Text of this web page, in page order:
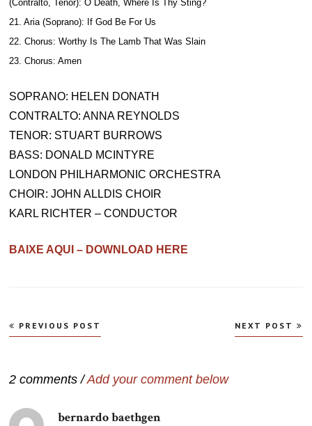
(Contralto, Tenor): O Death, Where Is Thy Sting?
21. Aria (Soprano): If God Be For Us
22. Chorus: Worthy Is The Lamb That Was Slain
23. Chorus: Amen
SOPRANO: HELEN DONATH
CONTRALTO: ANNA REYNOLDS
TENOR: STUART BURROWS
BASS: DONALD MCINTYRE
LONDON PHILHARMONIC ORCHESTRA
CHOIR: JOHN ALLDIS CHOIR
KARL RICHTER – CONDUCTOR
BAIXE AQUI – DOWNLOAD HERE
Navegação
de
PREVIOUS POST NEXT POST
2 comments /Add your comment below
bernardo baethgen